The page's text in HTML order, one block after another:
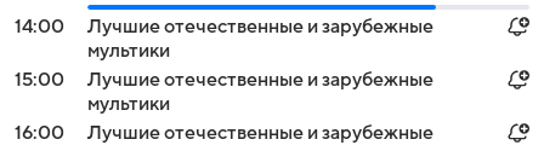
14:00
Лучшие отечественные и зарубежные
мультики
15:00
Лучшие отечественные и зарубежные
мультики
16:00
Лучшие отечественные и зарубежные